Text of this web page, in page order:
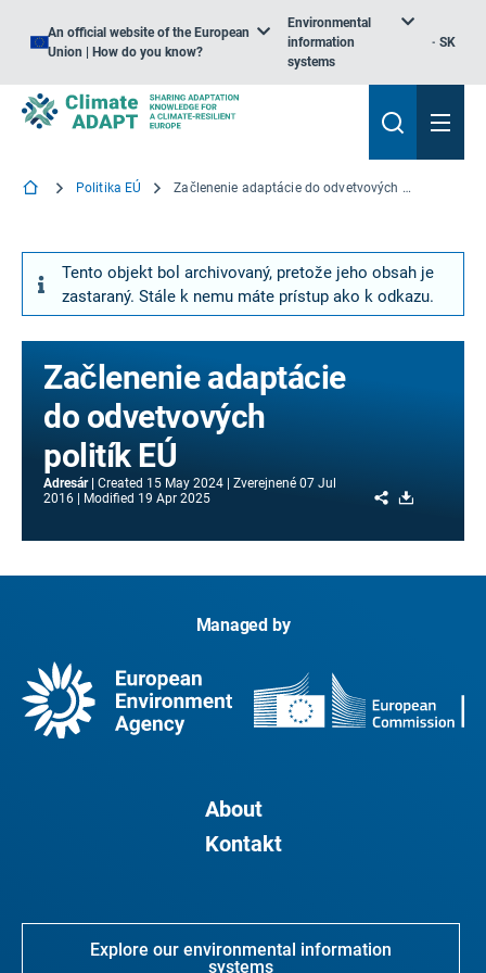
An official website of the European
Union | How do you know?
Environmental
information
systems
SK
Politika EÚ Začlenenie adaptácie do odvetvových politík EÚ
Tento objekt bol archivovaný, pretože jeho obsah je
zastaraný. Stále k nemu máte prístup ako k odkazu.
Začlenenie adaptácie
do odvetvových
politík EÚ
Adresár Created 15 May 2024 Zverejnené 07 Jul
2016
Modified 19 Apr 2025 Share
Managed by
About
Kontakt
Explore our environmental information
systems